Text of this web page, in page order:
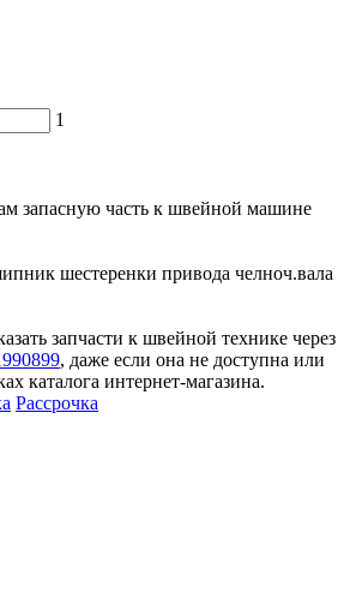
1
запасную часть к швейной машине
шестеренки привода челноч.вала
запчасти к швейной технике через
, даже если она не доступна или
каталога интернет-магазина.
Рассрочка